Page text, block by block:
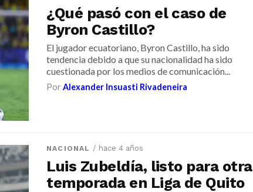
¿Qué pasó con el caso de
Byron Castillo?
El jugador ecuatoriano, Byron Castillo, ha sido
tendencia debido a que su nacionalidad ha sido
cuestionada por los medios de comunicación...
PorAlexander Insuasti Rivadeneira
NACIONAL / hace 4 años
Luis Zubeldía, listo para otra
temporada en Liga de Quito